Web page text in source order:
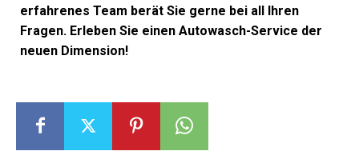
erfahrenes Team berät Sie gerne bei all Ihren
Fragen. Erleben Sie einen Autowasch-Service der
neuen Dimension!